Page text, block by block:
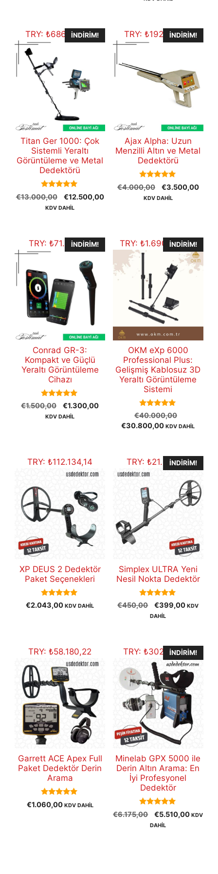
TRY: ₺686.087,50
İNDIRIM!
Titan Ger 1000: Çok
Sistemli Yeraltı
Görüntüleme ve Metal
Dedektörü
5.00
out of 5
€13.000,00
Orijinal
fiyat:
€12.500,00Şu
KDV DAHİL
TRY: ₺192.104,50
İNDIRIM!
Ajax Alpha: Uzun
Menzilli Altın ve Metal
Dedektörü
5.00
out of 5
€4.000,00
Orijinal
fiyat:
€3.500,00Şu
KDV DAHİL
TRY: ₺71.353,10
İNDIRIM!
Conrad GR-3:
Kompakt ve Güçlü
Yeraltı Görüntüleme
Cihazı
5.00
out of 5
€1.500,00
Orijinal
fiyat:
€1.300,00Şu
KDV DAHİL
TRY: ₺1.690.519,60
İNDIRIM!
OKM eXp 6000
Professional Plus:
Gelişmiş Kablosuz 3D
Yeraltı Görüntüleme
Sistemi
5.00
out of 5
€40.000,00
fiyat:
€30.800,00Şu
€30.800,00.
KDV DAHİL
TRY:₺112.134,14
XP DEUS 2 Dedektör
Paket Seçenekleri
5.00
out of 5
€2.043,00 KDV DAHİL
TRY: ₺21.899,91
İNDIRIM!
Simplex ULTRA Yeni
Nesil Nokta Dedektör
5.00
out of 5
€450,00
Orijinal
fiyat:
€399,00Şu
KDV
DAHİL
TRY:₺58.180,22
Garrett ACE Apex Full
Paket Dedektör Derin
Arama
5.00
out of 5
€1.060,00 KDV DAHİL
TRY: ₺302.427,37
İNDIRIM!
Minelab GPX 5000 ile
Derin Altın Arama: En
İyi Profesyonel
Dedektör
5.00
out of 5
€6.175,00
Orijinal
fiyat:
€5.510,00Şu
KDV
DAHİL